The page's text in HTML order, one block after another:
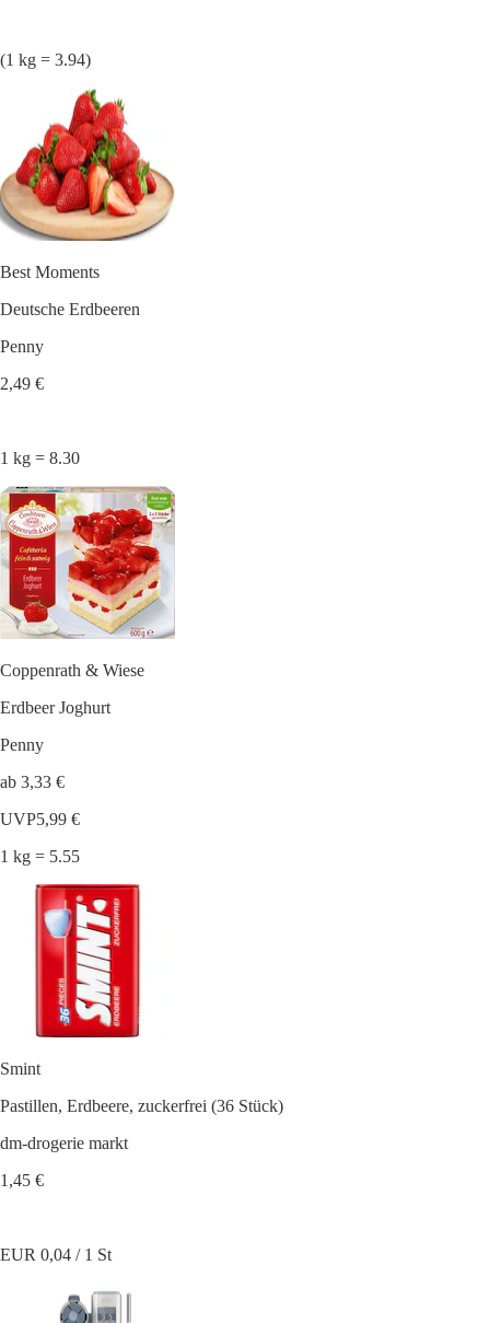
(1 kg = 3.94)
Best Moments
Deutsche Erdbeeren
Penny
2,49 €
1 kg = 8.30
Coppenrath & Wiese
Erdbeer Joghurt
Penny
ab 3,33 €
UVP5,99 €
1 kg = 5.55
Smint
Pastillen, Erdbeere, zuckerfrei (36 Stück)
dm-drogerie markt
1,45 €
EUR 0,04 / 1 St